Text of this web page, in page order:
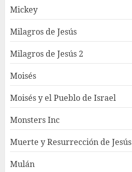
Mickey
Milagros de Jesús
Milagros de Jesús 2
Moisés
Moisés y el Pueblo de Israel
Monsters Inc
Muerte y Resurrección de Jesús
Mulán